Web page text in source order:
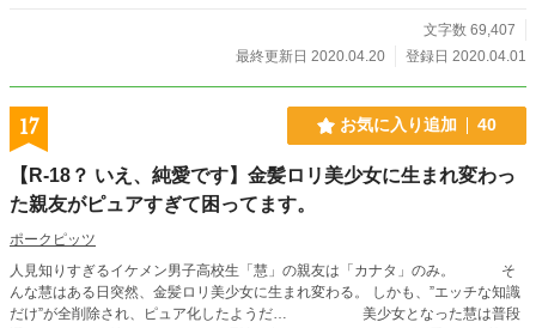
文字数 69,407
最終更新日 2020.04.20
登録日 2020.04.01
17 お気に入り追加 40
【R-18？ いえ、純愛です】金髪ロリ美少女に生まれ変わっ
た親友がピュアすぎて困ってます。
ポークピッツ
人見知りすぎるイケメン男子高校生「慧」の親友は「カナタ」のみ。 そ
んな慧はある日突然、金髪ロリ美少女に生まれ変わる。 しかも、”エッチな知識
だけ”が全削除され、ピュア化したようだ… 美少女となった慧は普段